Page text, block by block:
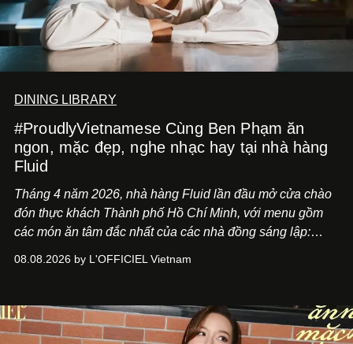
DINING LIBRARY
#ProudlyVietnamese Cùng Ben Phạm ăn
ngon, mặc đẹp, nghe nhạc hay tại nhà hàng
Fluid
Tháng 4 năm 2026, nhà hàng Fluid lần đầu mở cửa chào
đón thực khách Thành phố Hồ Chí Minh, với menu gồm
các món ăn tâm đắc nhất của các nhà đồng sáng lập:
món ăn đa dạng từ Á đến Âu nhanh chóng được yêu thích
mang đến niềm vui cho thực khách.
08.08.2026 by L'OFFICIEL Vietnam